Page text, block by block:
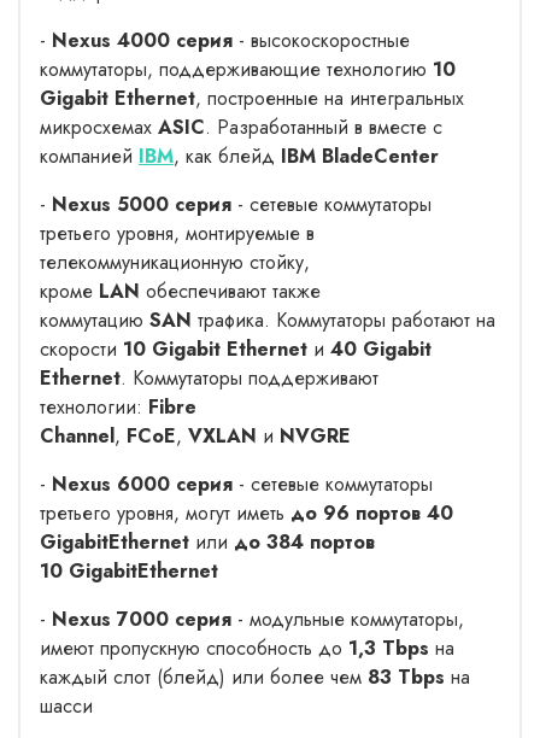
- Nexus 4000 серия - высокоскоростные
коммутаторы, поддерживающие технологию 10
Gigabit Ethernet, построенные на интегральных
микросхемах ASIC. Разработанный в вместе с
компанией IBM, как блейд IBM BladeCenter
- Nexus 5000 серия - сетевые коммутаторы
третьего уровня, монтируемые в
телекоммуникационную стойку,
кроме LAN обеспечивают также
коммутацию SAN трафика. Коммутаторы работают на
скорости 10 Gigabit Ethernet и 40 Gigabit
Ethernet. Коммутаторы поддерживают
технологии: Fibre
Channel, FCoE, VXLAN и NVGRE
- Nexus 6000 серия - сетевые коммутаторы
третьего уровня, могут иметь до 96 портов 40
GigabitEthernet или до 384 портов
10 GigabitEthernet
- Nexus 7000 серия - модульные коммутаторы,
имеют пропускную способность до 1,3 Tbps на
каждый слот (блейд) или более чем 83 Tbps на
шасси